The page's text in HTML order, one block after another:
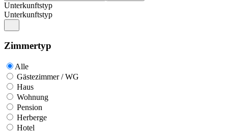
Unterkunftstyp
Unterkunftstyp
Zimmertyp
Alle
Gästezimmer / WG
Haus
Wohnung
Pension
Herberge
Hotel